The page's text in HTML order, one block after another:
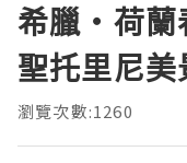
希臘‧荷蘭
聖托里尼美
瀏覽次數:1260